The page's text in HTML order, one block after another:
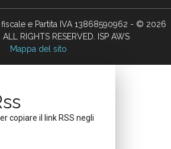
e Partita IVA 13868590962 - © 2026
RIGHTS RESERVED. ISP AWS
Mappa del sito
copiare il link RSS negli